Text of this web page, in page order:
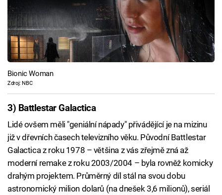
Bionic Woman
Zdroj: NBC
3) Battlestar Galactica
Lidé ovšem měli "geniální nápady" přivádějící je na mizinu
již v dřevních časech televizního věku. Původní Battlestar
Galactica z roku 1978 – většina z vás zřejmě zná až
moderní remake z roku 2003/2004 – byla rovněž komicky
drahým projektem. Průměrný díl stál na svou dobu
astronomický milion dolarů (na dnešek 3,6 milionů), seriál